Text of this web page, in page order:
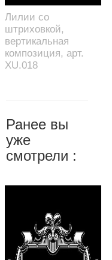
Лилии со
штриховкой,
вертикальная
композиция, арт.
XU.018
Ранее вы
уже
смотрели :